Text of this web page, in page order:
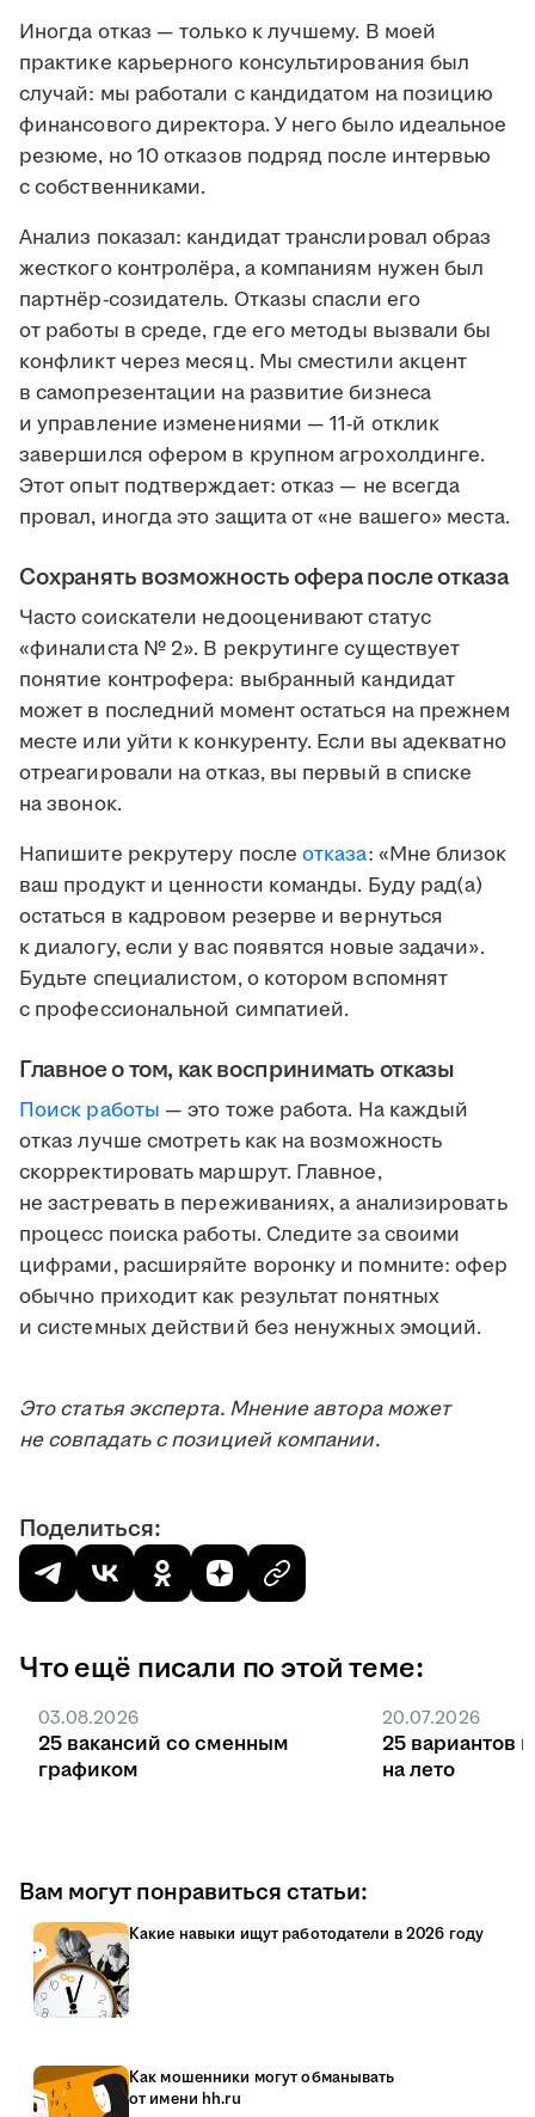
Иногда отказ — только к лучшему. В моей
практике карьерного консультирования был
случай: мы работали с кандидатом на позицию
финансового директора. У него было идеальное
резюме, но 10 отказов подряд после интервью
с собственниками.
Анализ показал: кандидат транслировал образ
жесткого контролёра, а компаниям нужен был
партнёр-созидатель. Отказы спасли его
от работы в среде, где его методы вызвали бы
конфликт через месяц. Мы сместили акцент
в самопрезентации на развитие бизнеса
и управление изменениями — 11-й отклик
завершился офером в крупном агрохолдинге.
Этот опыт подтверждает: отказ — не всегда
провал, иногда это защита от «не вашего» места.
Сохранять возможность офера после отказа
Часто соискатели недооценивают статус
«финалиста № 2». В рекрутинге существует
понятие контрофера: выбранный кандидат
может в последний момент остаться на прежнем
месте или уйти к конкуренту. Если вы адекватно
отреагировали на отказ, вы первый в списке
на звонок.
Напишите рекрутеру послеотказа: «Мне близок
ваш продукт и ценности команды. Буду рад(а)
остаться в кадровом резерве и вернуться
к диалогу, если у вас появятся новые задачи».
Будьте специалистом, о котором вспомнят
с профессиональной симпатией.
Главное о том, как воспринимать отказы
Поиск работы — это тоже работа. На каждый
отказ лучше смотреть как на возможность
скорректировать маршрут. Главное,
не застревать в переживаниях, а анализировать
процесс поиска работы. Следите за своими
цифрами, расширяйте воронку и помните: офер
обычно приходит как результат понятных
и системных действий без ненужных эмоций.
Это статья эксперта. Мнение автора может
не совпадать с позицией компании.
Поделиться:
Что ещё писали по этой теме:
03.08.2026
25 вакансий со сменным
графиком
20.07.2026
25 вариантов
на лето
Вам могут понравиться статьи:
Какие навыки ищут работодатели в 2026 году
Как мошенники могут обманывать
от имени hh.ru